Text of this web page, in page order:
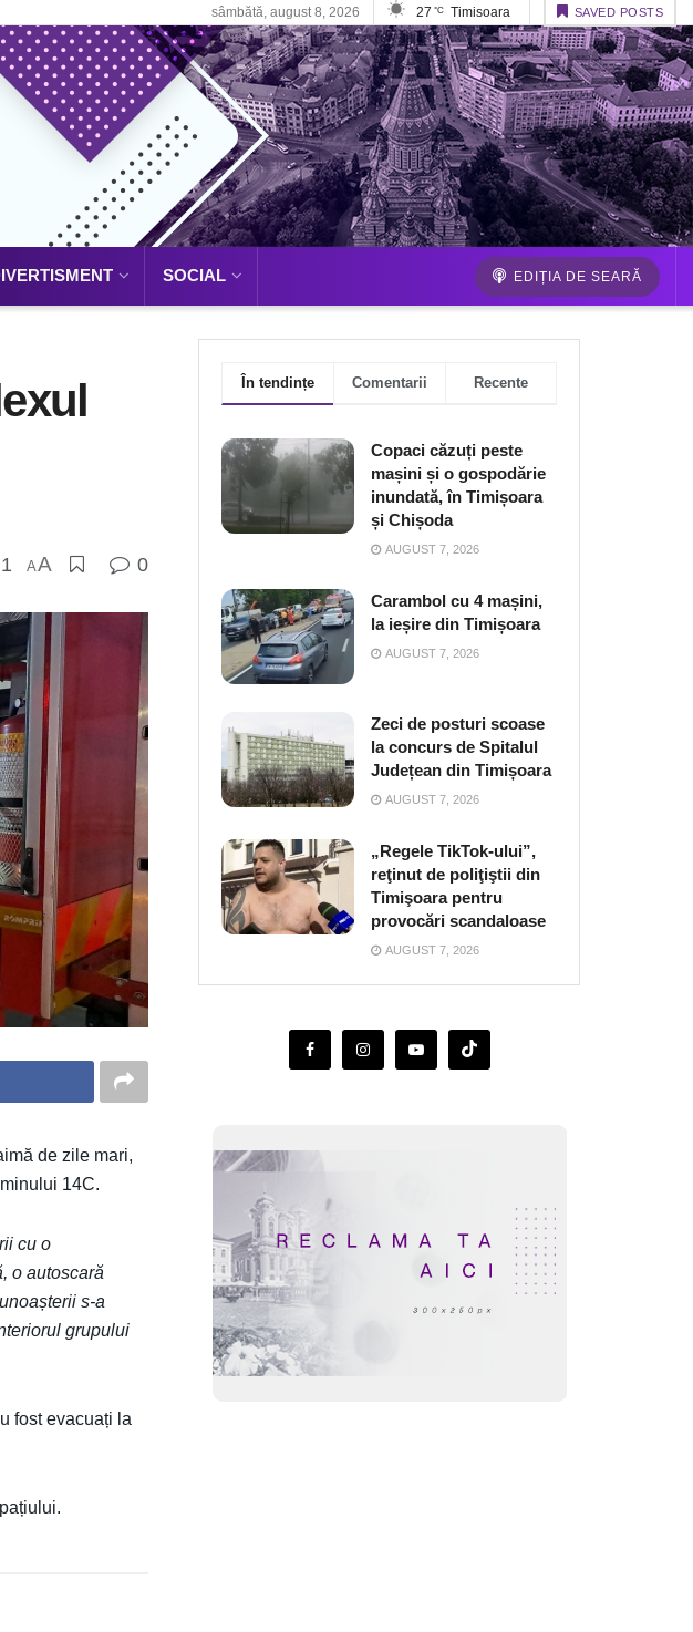
sâmbătă, august 8, 2026 27 °C Timisoara SAVED POSTS
SOCIAL EDIȚIA DE SEARĂ
1 AA 0
de zile mari,
14C.
cu o
o autoscară
s-a
grupului
fost evacuați la
În tendințe Comentarii Recente
Copaci căzuți peste
mașini și o gospodărie
inundată, în Timișoara
și Chișoda
AUGUST 7, 2026
Carambol cu 4 mașini,
la ieșire din Timișoara
AUGUST 7, 2026
Zeci de posturi scoase
la concurs de Spitalul
Județean din Timișoara
AUGUST 7, 2026
„Regele TikTok-ului”,
reţinut de poliţiştii din
Timişoara pentru
provocări scandaloase
AUGUST 7, 2026